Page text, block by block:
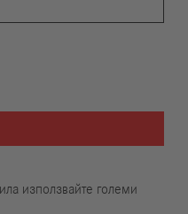
използвайте големи